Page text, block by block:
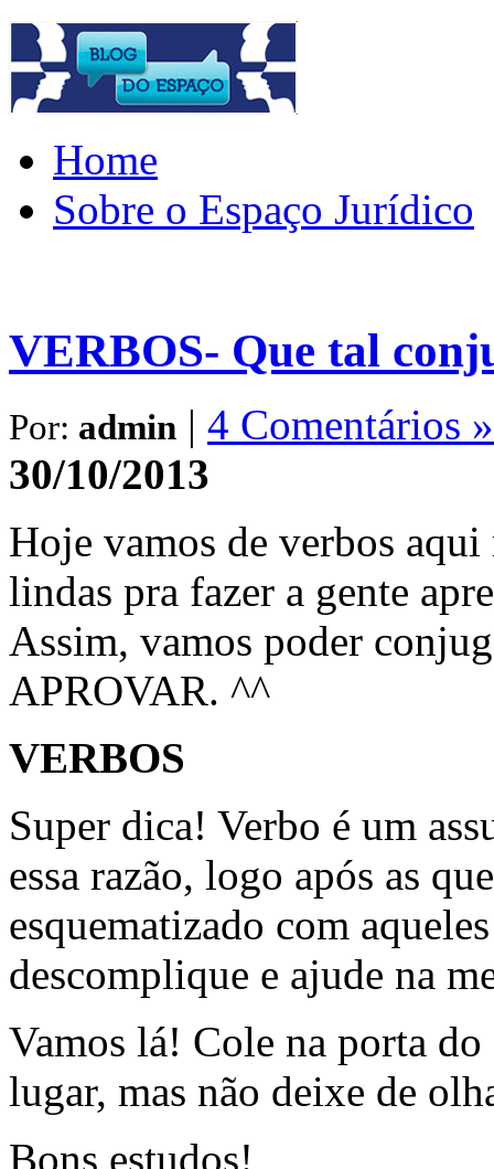
Home
Sobre o Espaço Jurídico
VERBOS- Que tal
Por: admin | 4 Comentários »
30/10/2013
Hoje vamos de verbos
lindas pra fazer a gente
Assim, vamos poder
APROVAR. ^^
VERBOS
Super dica! Verbo é um
essa razão, logo após as
esquematizado com
descomplique e ajude na
Vamos lá! Cole na porta
lugar, mas não deixe de
Bons estudos!